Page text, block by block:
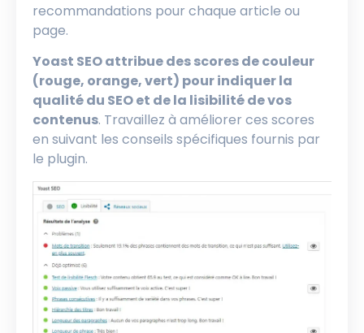
recommandations pour chaque article ou
page.
Yoast SEO attribue des scores de couleur
(rouge, orange, vert) pour indiquer la
qualité du SEO et de la lisibilité de vos
contenus. Travaillez à améliorer ces scores
en suivant les conseils spécifiques fournis par
le plugin.